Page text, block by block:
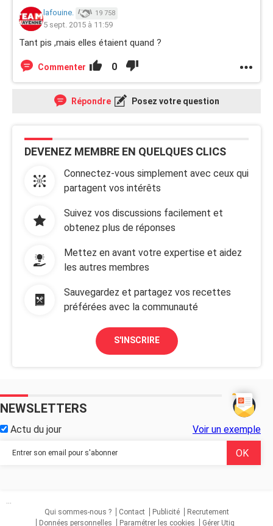
lafouine. 19 758
5 sept. 2015 à 11:59
Tant pis ,mais elles étaient quand ?
Commenter 0
Répondre Posez votre question
DEVENEZ MEMBRE EN QUELQUES CLICS
Connectez-vous simplement avec ceux qui
partagent vos intérêts
Suivez vos discussions facilement et
obtenez plus de réponses
Mettez en avant votre expertise et aidez
les autres membres
Sauvegardez et partagez vos recettes
préférées avec la communauté
S'INSCRIRE
NEWSLETTERS
Actu du jour Voir un exemple
...
Qui sommes-nous ?
Contact Publicité
Recrutement
Données personnelles
Paramétrer les cookies Gérer Utiq